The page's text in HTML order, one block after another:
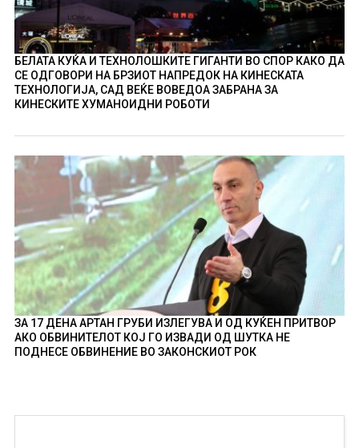
БЕЛАТА КУЌА И ТЕХНОЛОШКИТЕ ГИГАНТИ ВО СПОР КАКО ДА
СЕ ОДГОВОРИ НА БРЗИОТ НАПРЕДОК НА КИНЕСКАТА
ТЕХНОЛОГИЈА, САД ВЕЌЕ ВОВЕДОА ЗАБРАНА ЗА
КИНЕСКИТЕ ХУМАНОИДНИ РОБОТИ
ЗА 17 ДЕНА АРТАН ГРУБИ ИЗЛЕГУВА И ОД КУЌЕН ПРИТВОР
АКО ОБВИНИТЕЛОТ КОЈ ГО ИЗВАДИ ОД ШУТКА НЕ
ПОДНЕСЕ ОБВИНЕНИЕ ВО ЗАКОНСКИОТ РОК